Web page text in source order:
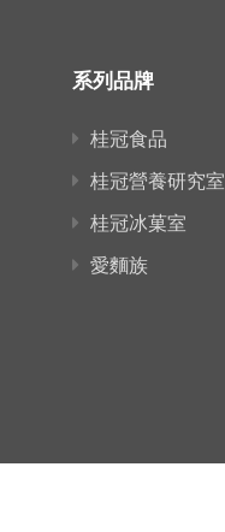
系列品牌
桂冠食品
桂冠營養研究室
桂冠冰菓室
愛麵族